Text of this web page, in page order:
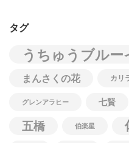
タグ
うちゅうブルー
まんさくの花 カリ
グレンアラヒー 七賢
五橋
伯楽星